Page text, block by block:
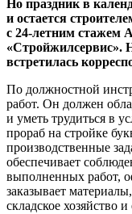
Но праздник в
и остается
с 24-летним
«Стройжилсервис».
встретилась
По должностной
работ. Он должен
и уметь трудиться в
прораб на стройке
производственные
обеспечивает
выполненных работ,
заказывает
складское хозяйство